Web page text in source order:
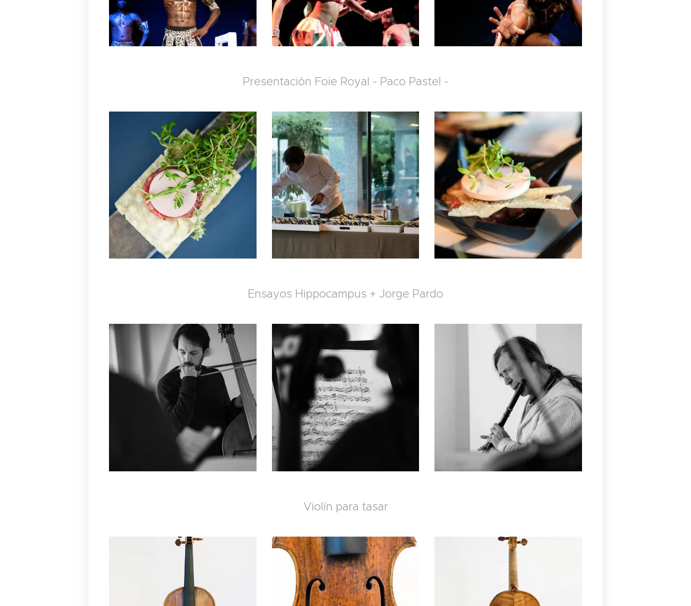
Presentación Foie Royal - Paco Pastel -
Ensayos Hippocampus + Jorge Pardo
Violín para tasar